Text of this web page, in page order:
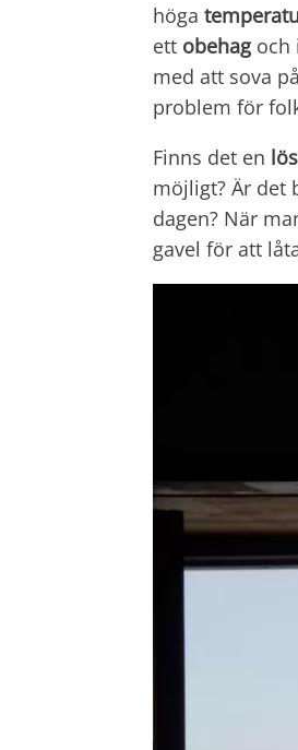
höga
ett obehagoch
med att sova
problem för
Finns det en
möjligt? Är det
dagen? När
gavel för att